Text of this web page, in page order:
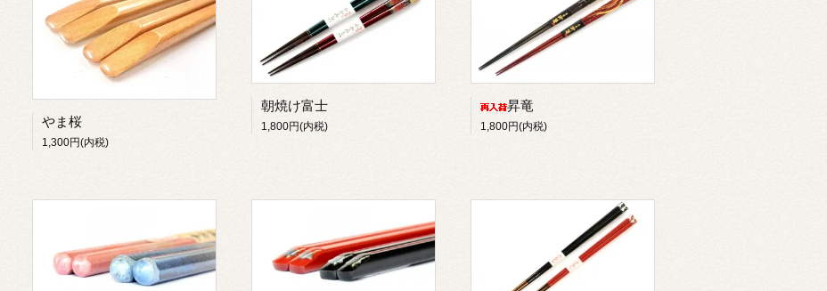
やま桜
1,300円(内税)
朝焼け富士
1,800円(内税)
昇竜
1,800円(内税)